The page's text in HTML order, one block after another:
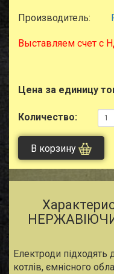
Производитель:
Выставляем счет с
Цена за единицу
Количество:
В корзину
Електроди
котлів, ємнісного